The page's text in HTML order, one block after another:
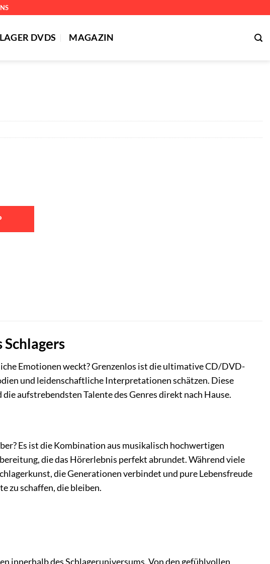
DVDS MAGAZIN
Schlagers
Emotionen weckt? Grenzenlos ist die ultimative CD/DVD-
und leidenschaftliche Interpretationen schätzen. Diese
aufstrebendsten Talente des Genres direkt nach Hause.
Es ist die Kombination aus musikalisch hochwertigen
die das Hörerlebnis perfekt abrundet. Während viele
die Generationen verbindet und pure Lebensfreude
zu schaffen, die bleiben.